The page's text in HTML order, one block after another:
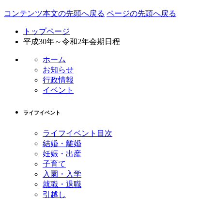
コンテンツ本文の先頭へ戻る ページの先頭へ戻る
トップページ
平成30年～令和2年会期日程
ホーム
お知らせ
行政情報
イベント
ライフイベント
ライフイベント目次
結婚・離婚
妊娠・出産
子育て
入園・入学
就職・退職
引越し